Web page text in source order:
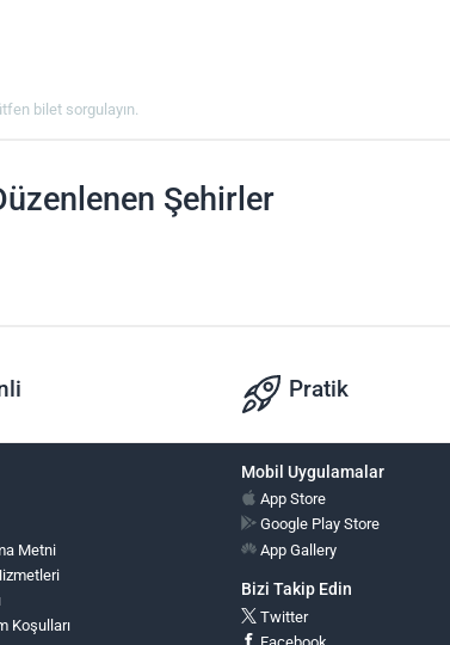
bilet sorgulayın.
Şehirler
Pratik
Metni
Koşulları
Mobil Uygulamalar
App Store
Google Play Store
App Gallery
Bizi Takip Edin
Twitter